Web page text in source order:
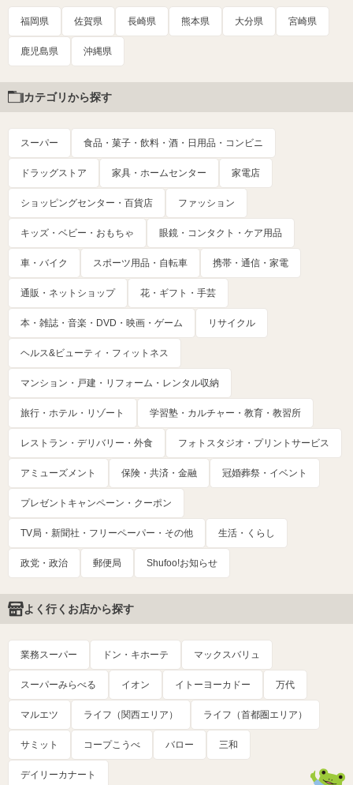
福岡県 佐賀県 長崎県 熊本県 大分県 宮崎県
鹿児島県 沖縄県
カテゴリから探す
スーパー 食品・菓子・飲料・酒・日用品・コンビニ
ドラッグストア 家具・ホームセンター 家電店
ショッピングセンター・百貨店 ファッション
キッズ・ベビー・おもちゃ 眼鏡・コンタクト・ケア用品
車・バイク スポーツ用品・自転車 携帯・通信・家電
通販・ネットショップ 花・ギフト・手芸
本・雑誌・音楽・DVD・映画・ゲーム リサイクル
ヘルス&ビューティ・フィットネス
マンション・戸建・リフォーム・レンタル収納
旅行・ホテル・リゾート 学習塾・カルチャー・教育・教習所
レストラン・デリバリー・外食 フォトスタジオ・プリントサービス
アミューズメント 保険・共済・金融 冠婚葬祭・イベント
プレゼントキャンペーン・クーポン
TV局・新聞社・フリーペーパー・その他 生活・くらし
政党・政治 郵便局 Shufoo!お知らせ
よく行くお店から探す
業務スーパー ドン・キホーテ マックスバリュ
スーパーみらべる イオン イトーヨーカドー 万代
マルエツ ライフ（関西エリア） ライフ（首都圏エリア）
サミット コープこうべ バロー 三和
デイリーカナート